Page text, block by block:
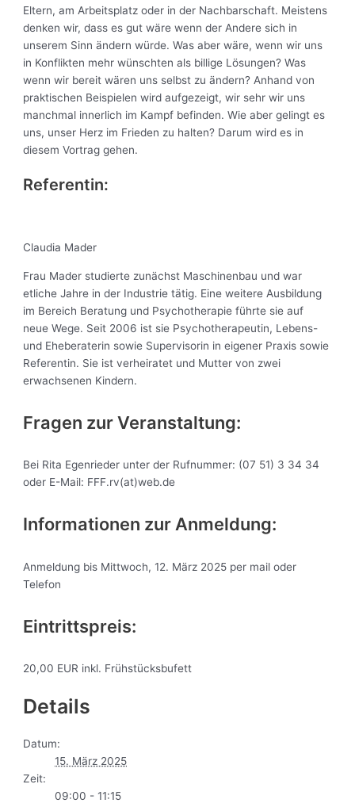
Eltern, am Arbeitsplatz oder in der Nachbarschaft. Meistens
denken wir, dass es gut wäre wenn der Andere sich in
unserem Sinn ändern würde. Was aber wäre, wenn wir uns
in Konflikten mehr wünschten als billige Lösungen? Was
wenn wir bereit wären uns selbst zu ändern? Anhand von
praktischen Beispielen wird aufgezeigt, wir sehr wir uns
manchmal innerlich im Kampf befinden. Wie aber gelingt es
uns, unser Herz im Frieden zu halten? Darum wird es in
diesem Vortrag gehen.
Referentin:
Claudia Mader
Frau Mader studierte zunächst Maschinenbau und war
etliche Jahre in der Industrie tätig. Eine weitere Ausbildung
im Bereich Beratung und Psychotherapie führte sie auf
neue Wege. Seit 2006 ist sie Psychotherapeutin, Lebens-
und Eheberaterin sowie Supervisorin in eigener Praxis sowie
Referentin. Sie ist verheiratet und Mutter von zwei
erwachsenen Kindern.
Fragen zur Veranstaltung:
Bei Rita Egenrieder unter der Rufnummer: (07 51) 3 34 34
oder E-Mail: FFF.rv(at)web.de
Informationen zur Anmeldung:
Anmeldung bis Mittwoch, 12. März 2025 per mail oder
Telefon
Eintrittspreis:
20,00 EUR inkl. Frühstücksbufett
Details
Datum:
15. März 2025
Zeit:
09:00 - 11:15